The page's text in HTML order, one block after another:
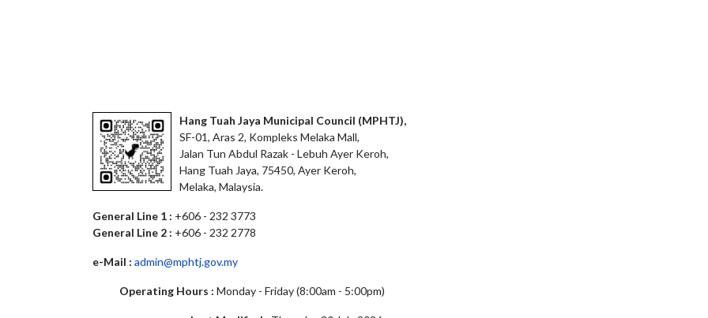
Hang Tuah Jaya Municipal Council (MPHTJ),
SF-01, Aras 2, Kompleks Melaka Mall,
Jalan Tun Abdul Razak - Lebuh Ayer Keroh,
Hang Tuah Jaya, 75450, Ayer Keroh,
Melaka, Malaysia.
General Line 1 : +606 - 232 3773
General Line 2 : +606 - 232 2778
e-Mail : admin@mphtj.gov.my
Operating Hours : Monday - Friday (8:00am - 5:00pm)